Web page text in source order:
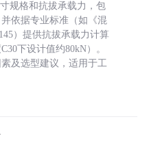
规格和抗拔承载力，包
依据专业标准（如《混
）提供抗拔承载力计算
下设计值约80kN）。
及选型建议，适用于工